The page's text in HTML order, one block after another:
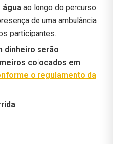
água ao longo do percurso
de uma ambulância
participantes.
dinheiro serão
colocados em
o regulamento da
: